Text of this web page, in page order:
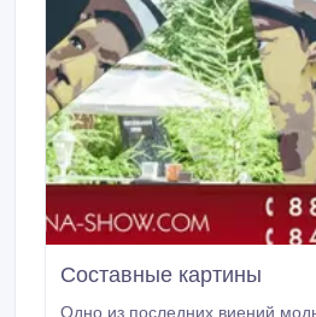
Составные картины
Одно из последних виений моды